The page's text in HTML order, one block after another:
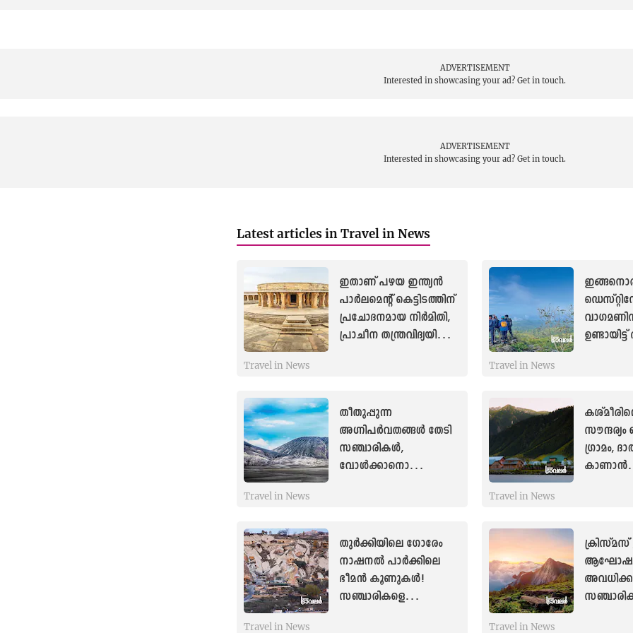
ADVERTISEMENT
Interested in showcasing your ad? Get in touch.
ADVERTISEMENT
Interested in showcasing your ad? Get in touch.
Latest articles in Travel in News
ഇതാണ് പഴയ ഇന്ത്യൻ
പാർലമെന്റ് കെട്ടിടത്തിന്
പ്രചോദനമായ നിർമിതി,
പ്രാചീന തന്ത്രവിദ്യയിലെ
Travel in News Travel in News
തീതുപ്പുന്ന
അഗ്നിപർവതങ്ങൾ തേടി
സഞ്ചാരികൾ,
വോൾക്കാനൊ
Travel in News
സൗന്ദര്യം
ഗ്രാമം,
കാണാൻ
Travel in News
തുർക്കിയിലെ ഗോരേം
നാഷനൽ പാർക്കിലെ
ഭീമൻ കൂണുകൾ!
സഞ്ചാരികളെ
Travel in News Travel in News